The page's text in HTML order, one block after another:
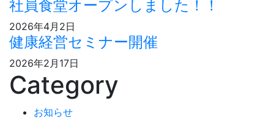
社員食堂オープンしました！！
2026年4月2日
健康経営セミナー開催
2026年2月17日
Category
お知らせ